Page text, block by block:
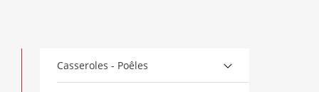
Casseroles - Poêles